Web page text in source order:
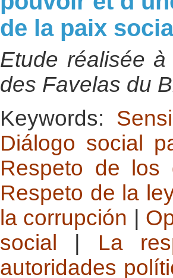
de la paix
Etude réalisée
des Favelas du
Keywords:
Diálogo social
Respeto de los
Respeto de la
la corrupción
social
La
autoridades